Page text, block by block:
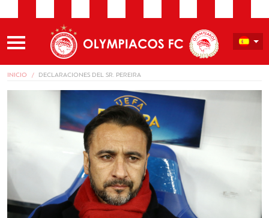
INICIO DECLARACIONES DEL SR. PEREIRA